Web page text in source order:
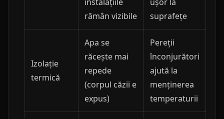
rămân vizibile
suprafețe
Izolație
termică
Apa se
răcește mai
repede
(corpul căzii e
expus)
Pereții
înconjurători
ajută la
menținerea
temperaturii